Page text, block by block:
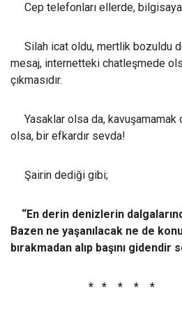
Cep telefonları ellerde,
Silah icat oldu, mertlik bozuldu
mesaj, internetteki chatleşmede
çıkmasıdır.
Yasaklar olsa da, kavuşamamak
olsa, bir efkardır sevda!
Şairin dediği gibi;
“En derin denizlerin
Bazen ne yaşanılacak ne de
bırakmadan alıp başını gidendir
* * * * *